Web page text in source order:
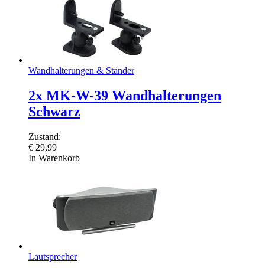
Wandhalterungen & Ständer
2x MK-W-39 Wandhalterungen
Schwarz
Zustand:
€ 29,99
In Warenkorb
Lautsprecher